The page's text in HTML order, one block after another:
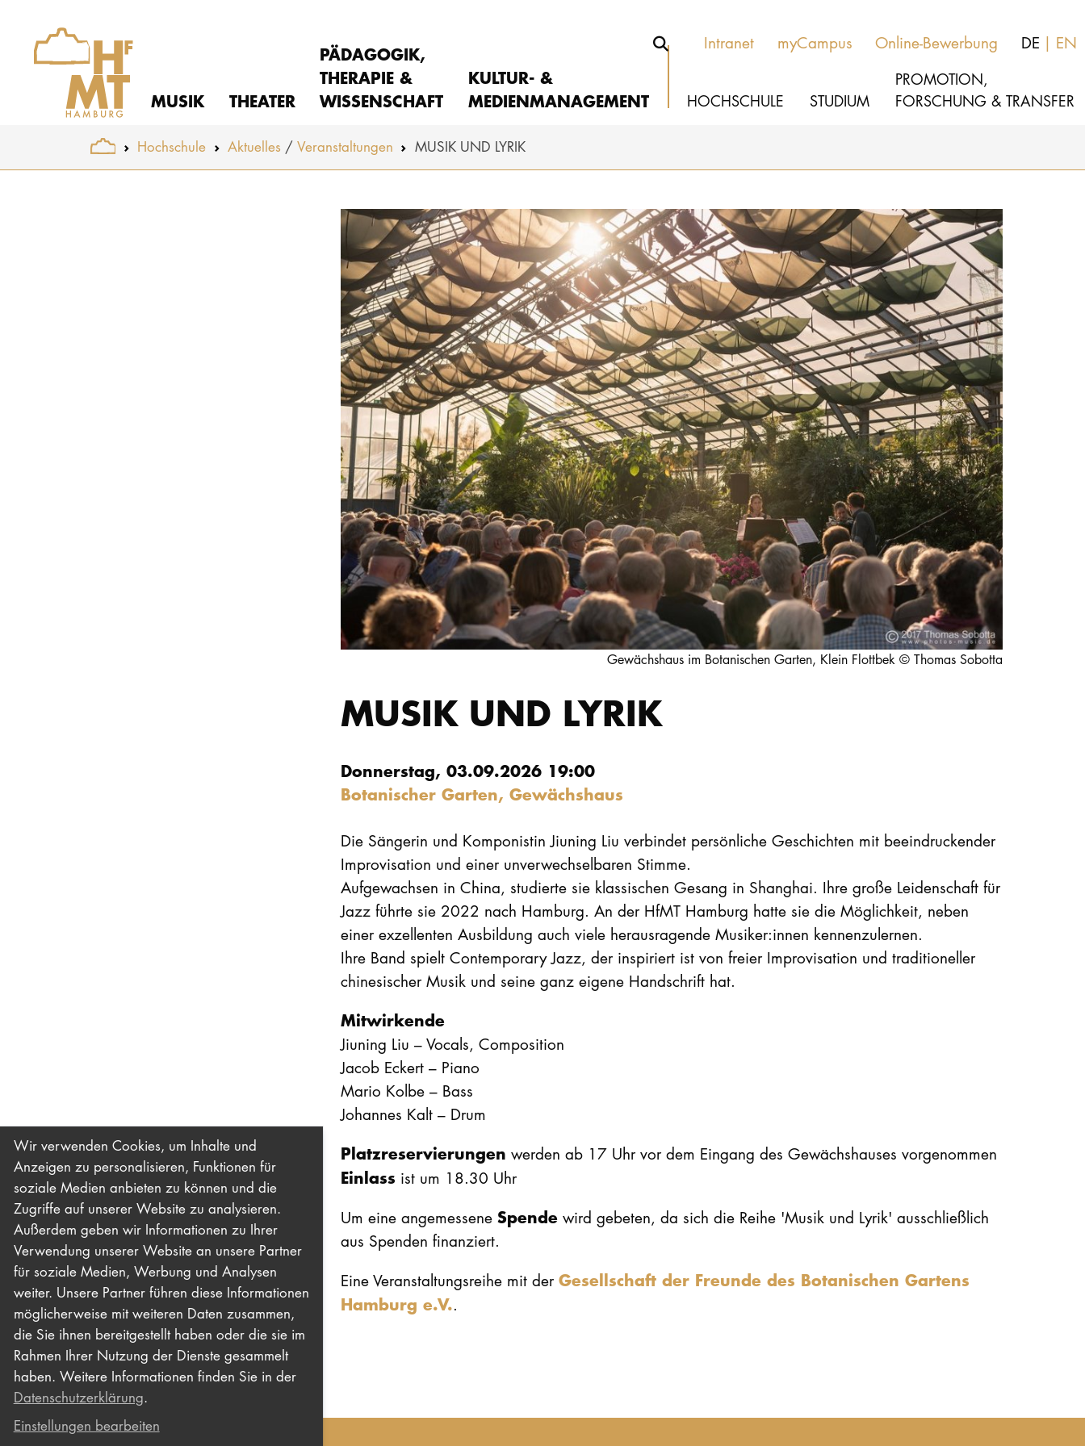
Intranet myCampus Online-Bewerbung DE EN
MUSIK THEATER
PÄDAGOGIK,
THERAPIE &
WISSENSCHAFT
KULTUR- &
MEDIENMANAGEMENT
HOCHSCHULE STUDIUM
PROMOTION,
FORSCHUNG & TRANSFER
You are here:Hochschule Aktuelles Veranstaltungen MUSIK UND LYRIK
Gewächshaus im Botanischen Garten, Klein Flottbek © Thomas Sobotta
MUSIK UND LYRIK
Donnerstag, 03.09.2026 19:00
Botanischer Garten, Gewächshaus
Die Sängerin und Komponistin Jiuning Liu verbindet persönliche Geschichten mit beeindruckender
Improvisation und einer unverwechselbaren Stimme.
Aufgewachsen in China, studierte sie klassischen Gesang in Shanghai. Ihre große Leidenschaft für
Jazz führte sie 2022 nach Hamburg. An der HfMT Hamburg hatte sie die Möglichkeit, neben
einer exzellenten Ausbildung auch viele herausragende Musiker:innen kennenzulernen.
Ihre Band spielt Contemporary Jazz, der inspiriert ist von freier Improvisation und traditioneller
chinesischer Musik und seine ganz eigene Handschrift hat.
Mitwirkende
Jiuning Liu – Vocals, Composition
Jacob Eckert – Piano
Mario Kolbe – Bass
Johannes Kalt – Drum
Platzreservierungen werden ab 17 Uhr vor dem Eingang des Gewächshauses vorgenommen
Einlass ist um 18.30 Uhr
Um eine angemessene Spende wird gebeten, da sich die Reihe 'Musik und Lyrik' ausschließlich
aus Spenden finanziert.
Eine Veranstaltungsreihe mit der Gesellschaft der Freunde des Botanischen Gartens
Hamburg e.V..
Wir verwenden Cookies, um Inhalte und
Anzeigen zu personalisieren, Funktionen für
soziale Medien anbieten zu können und die
Zugriffe auf unserer Website zu analysieren.
Außerdem geben wir Informationen zu Ihrer
Verwendung unserer Website an unsere Partner
für soziale Medien, Werbung und Analysen
weiter. Unsere Partner führen diese Informationen
möglicherweise mit weiteren Daten zusammen,
die Sie ihnen bereitgestellt haben oder die sie im
Rahmen Ihrer Nutzung der Dienste gesammelt
haben. Weitere Informationen finden Sie in der
Datenschutzerklärung.
Einstellungen bearbeiten
THEATER
PÄDAGOGIK, THERAPIE &
KULTUR- & MEDIENMANAGEMENT
HOCHSCHULE
STUDIUM
PROMOTION, FORSCHUNG & TRANSFER
Intranet
myCampus
Online-Bewerbung
Über uns
Organisation
Service
Netzwerk